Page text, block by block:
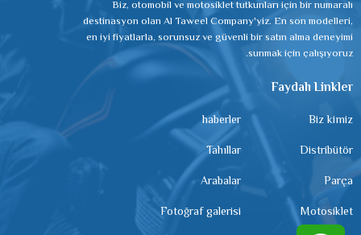
Biz, otomobil ve motosiklet tutkunları için bir numaralı
destinasyon olan Al Taweel Company'yiz. En son modelleri,
en iyi fiyatlarla, sorunsuz ve güvenli bir satın alma deneyimi
sunmak için çalışıyoruz.
Faydalı Linkler
Biz kimiz
haberler
Distribütör
Tahıllar
Parça
Arabalar
Motosiklet
Fotoğraf galerisi